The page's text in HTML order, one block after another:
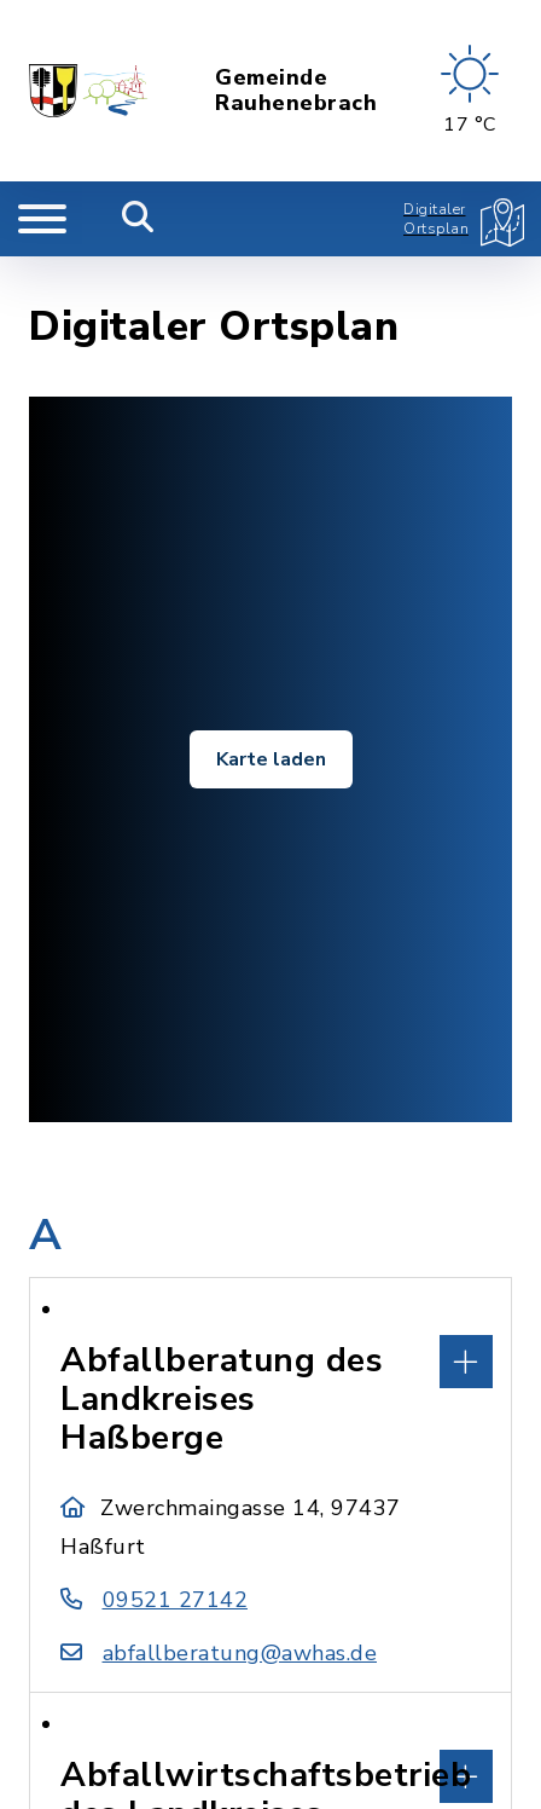
Gemeinde
Rauhenebrach
17 °C
Digitaler
Ortsplan
Digitaler Ortsplan
Karte laden
A
Abfallberatung des
Landkreises
Haßberge
Zwerchmaingasse 14, 97437
Haßfurt
09521 27142
abfallberatung@awhas.de
Abfallwirtschaftsbetrieb